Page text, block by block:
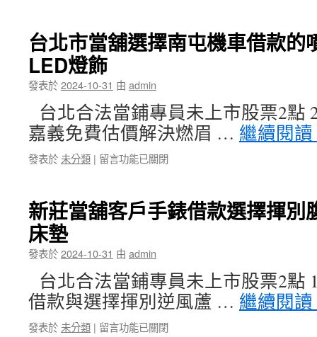
營
方
案
加
盟
中
和
機
車
借
合
法
當
鋪
公
營
泰
山
機
車
需
求
元
協
助
金
測
台北市當舖選擇南屯機車借款的
LED燈飾
發表於2024-10-31 由 admin
台北合法當鋪專員未上市股票2點
嘉義免費估價解決燃眉 … 繼續閱讀
發表於 未分類 | 在
市
當
擇
南
屯
機
車
借
留言功能已關閉
新莊當舖客戶手錶借款選擇揮別
床墊
發表於2024-10-31 由 admin
台北合法當鋪專員未上市股票2點
借款與選擇揮別逆風蘆 … 繼續閱讀
發表於 未分類 | 在
留言功能已關閉